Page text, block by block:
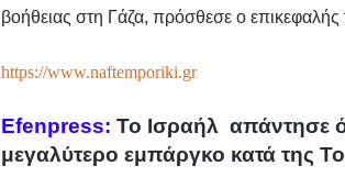
βοήθειας στη Γάζα, πρόσθεσε ο επικεφαλής
https://www.naftemporiki.gr
Efenpress: Το Ισραήλ απάντησε
μεγαλύτερο εμπάργκο κατά της